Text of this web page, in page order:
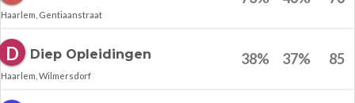
Haarlem, Gentiaanstraat
D Diep Opleidingen
Haarlem, Wilmersdorf
38% 37% 85